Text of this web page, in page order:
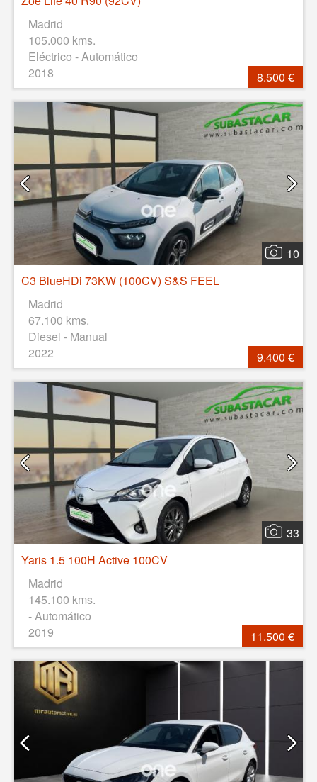
Madrid
105.000 kms.
Eléctrico - Automático
2018
8.500 €
10
C3 BlueHDi 73KW (100CV) S&S FEEL
Madrid
67.100 kms.
Diesel - Manual
2022
9.400 €
33
Yaris 1.5 100H Active 100CV
Madrid
145.100 kms.
- Automático
2019
11.500 €